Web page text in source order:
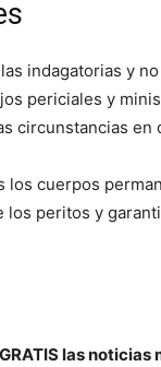
indagatorias y
periciales y
circunstancias
cuerpos
peritos y
las